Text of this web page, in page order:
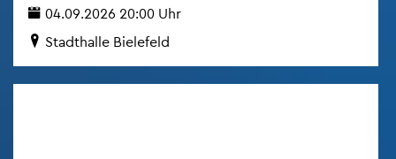
04.09.2026 20:00 Uhr
Stadt­hal­le Bie­le­feld